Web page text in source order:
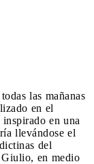
las mañanas
en el
en una
llevándose el
del
en medio